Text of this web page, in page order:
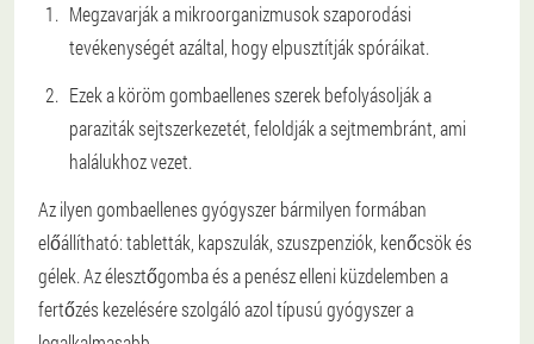
Megzavarják a mikroorganizmusok szaporodási
tevékenységét azáltal, hogy elpusztítják spóráikat.
Ezek a köröm gombaellenes szerek befolyásolják a
paraziták sejtszerkezetét, feloldják a sejtmembránt, ami
halálukhoz vezet.
Az ilyen gombaellenes gyógyszer bármilyen formában
előállítható: tabletták, kapszulák, szuszpenziók, kenőcsök és
gélek. Az élesztőgomba és a penész elleni küzdelemben a
fertőzés kezelésére szolgáló azol típusú gyógyszer a